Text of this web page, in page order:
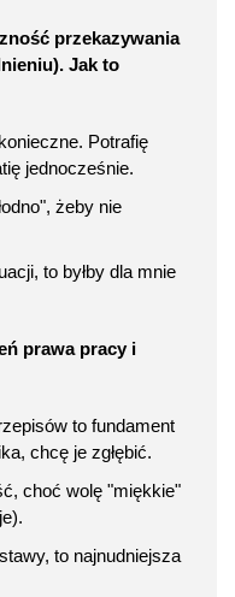
przekazywania
Jak to
Potrafię
jednocześnie.
żeby nie
to byłby dla mnie
prawa pracy i
to fundament
chcę je zgłębić.
choć wolę "miękkie"
to najnudniejsza